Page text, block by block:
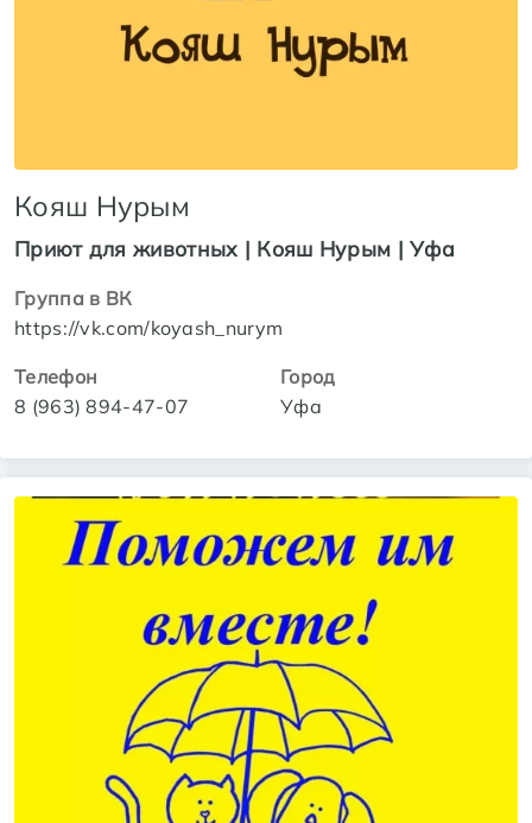
Кояш Нурым
Приют для животных | Кояш Нурым | Уфа
Группа в ВК
https://vk.com/koyash_nurym
Телефон
8 (963) 894-47-07
Город
Уфа